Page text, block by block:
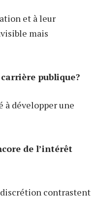
et à leur
mais
publique?
à développer une
de l’intérêt
discrétion contrastent